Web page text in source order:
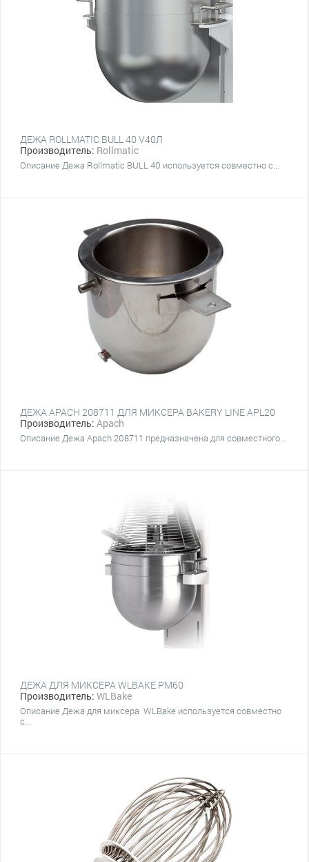
ДЕЖА ROLLMATIC BULL 40 V40Л
Производитель: Rollmatic
Описание Дежа Rollmatic BULL 40 используется совместно с...
ДЕЖА APACH 208711 ДЛЯ МИКСЕРА BAKERY LINE APL20
Производитель: Apach
Описание Дежа Apach 208711 предназначена для совместного...
ДЕЖА ДЛЯ МИКСЕРА WLBAKE PM60
Производитель: WLBake
Описание Дежа для миксера WLBake используется совместно
с...